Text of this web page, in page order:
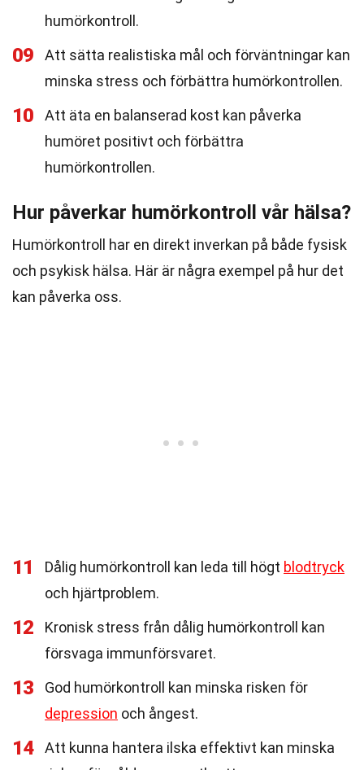
humörkontroll.
09
Att sätta realistiska mål och förväntningar kan
minska stress och förbättra humörkontrollen.
10
Att äta en balanserad kost kan påverka
humöret positivt och förbättra
humörkontrollen.
Hur påverkar humörkontroll vår hälsa?
Humörkontroll har en direkt inverkan på både fysisk
och psykisk hälsa. Här är några exempel på hur det
kan påverka oss.
11 Dålig humörkontroll kan leda till högt blodtryck
och hjärtproblem.
12
Kronisk stress från dålig humörkontroll kan
försvaga immunförsvaret.
13
God humörkontroll kan minska risken för
depression och ångest.
14
Att kunna hantera ilska effektivt kan minska